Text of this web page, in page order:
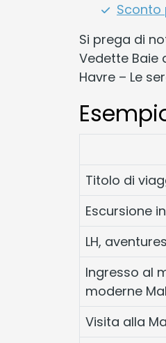
Sconto
Si prega di
Vedette Baie
Havre – Le
Titolo di
Escursione
LH,
Ingresso al
moderne
Visita alla